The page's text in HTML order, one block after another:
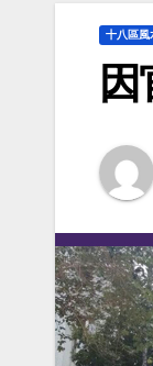
十八區風